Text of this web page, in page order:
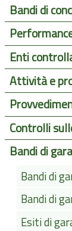
Bandi di
Enti
Attività e
Controlli
Bandi di
Bandi di
Bandi di
Esiti di